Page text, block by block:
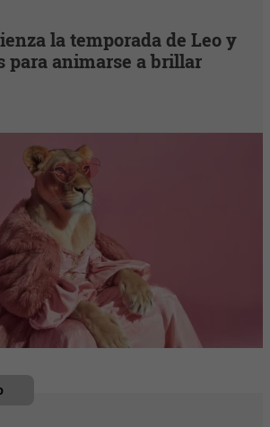
la temporada de Leo y
para animarse a brillar